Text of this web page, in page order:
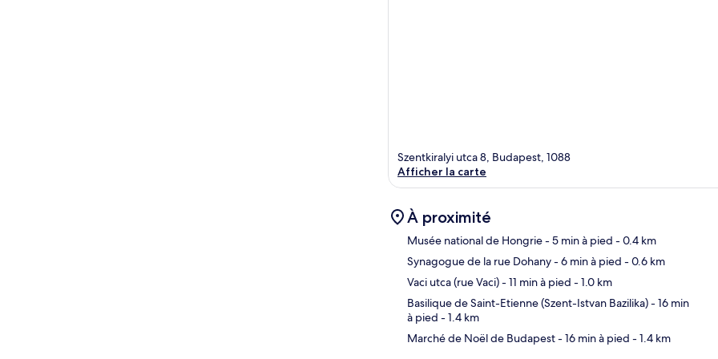
Szentkiralyi utca 8, Budapest, 1088
Afficher la carte
À proximité
Musée national de Hongrie- 5 min à pied - 0.4 km
Synagogue de la rue Dohany- 6 min à pied - 0.6 km
Vaci utca (rue Vaci)- 11 min à pied - 1.0 km
Basilique de Saint-Etienne (Szent-Istvan Bazilika)- 16 min
à pied - 1.4 km
Marché de Noël de Budapest- 16 min à pied - 1.4 km